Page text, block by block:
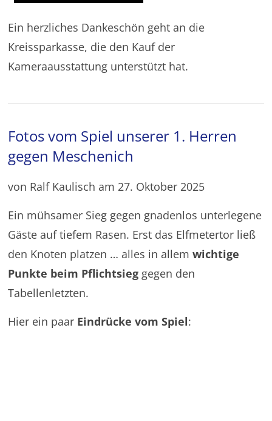
Ein herzliches Dankeschön geht an die
Kreissparkasse, die den Kauf der
Kameraausstattung unterstützt hat.
Fotos vom Spiel unserer 1. Herren
gegen Meschenich
von Ralf Kaulisch am 27. Oktober 2025
Ein mühsamer Sieg gegen gnadenlos unterlegene
Gäste auf tiefem Rasen. Erst das Elfmetertor ließ
den Knoten platzen … alles in allemwichtige
Punkte beim Pflichtsieg gegen den
Tabellenletzten.
Hier ein paar Eindrücke vom Spiel: